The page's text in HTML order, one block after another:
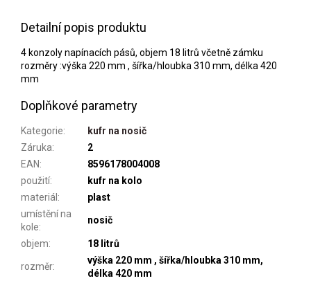
Detailní popis produktu
4 konzoly napínacích pásů, objem 18 litrů včetně zámku
rozměry :výška 220 mm , šířka/hloubka 310 mm, délka 420
mm
Doplňkové parametry
Kategorie:
kufr na nosič
Záruka:
2
EAN:
8596178004008
použití:
kufr na kolo
materiál :
plast
umístění na
kole:
nosič
objem: 18 litrů
rozměr:
výška 220 mm , šířka/hloubka 310 mm,
délka 420 mm